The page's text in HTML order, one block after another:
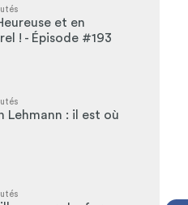
et en
! - Épisode #193
Lehmann : il est où